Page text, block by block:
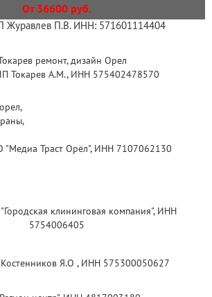
От 36600 руб.
Журавлев П.В. ИНН: 571601114404
Токарев А.М., ИНН 575402478570
"Медиа Траст Орёл", ИНН 7107062130
клининговая компания", ИНН
5754006405
Я.О , ИНН 575300050627